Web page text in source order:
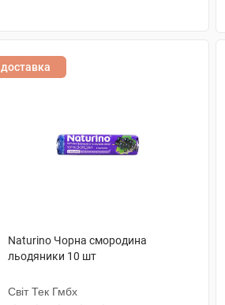
доставка
Naturino Чорна смородина
льодяники 10 шт
Світ Тек Гмбх